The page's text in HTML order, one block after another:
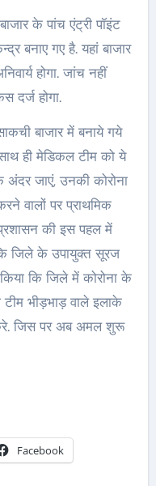
के पांच एंट्री पॉइंट
बनाए गए है. यहां बाजार
होगा. जांच नहीं
दर्ज होगा.
बाजार में बनाये गये
ही मेडिकल टीम को ये
अंदर जाएं, उनकी कोरोना
वालों पर प्राथमिक
की इस पहल में
जिले के उपायुक्त सूरज
कि जिले में कोरोना के
भीड़भाड़ वाले इलाके
जिस पर अब अमल शुरू
Facebook